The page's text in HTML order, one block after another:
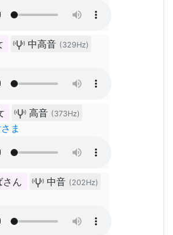
中高音 (329Hz)
高音 (373Hz)
ま
さん 中音 (202Hz)